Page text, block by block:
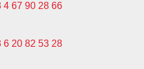
4 67 90 28 66
6 20 82 53 28